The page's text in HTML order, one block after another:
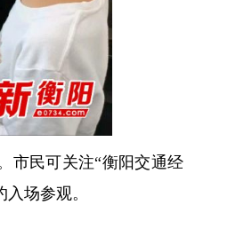
市民可关注“衡阳交通经
场参观。